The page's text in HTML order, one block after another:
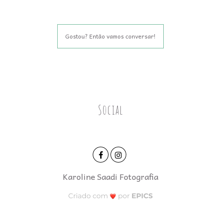
Gostou? Então vamos conversar!
Social
Karoline Saadi Fotografia